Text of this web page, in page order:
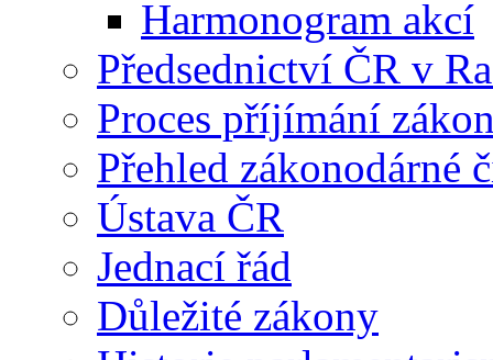
Harmonogram akcí
Předsednictví ČR v
Proces příjímání
Přehled zákonodárné
Ústava ČR
Jednací řád
Důležité zákony